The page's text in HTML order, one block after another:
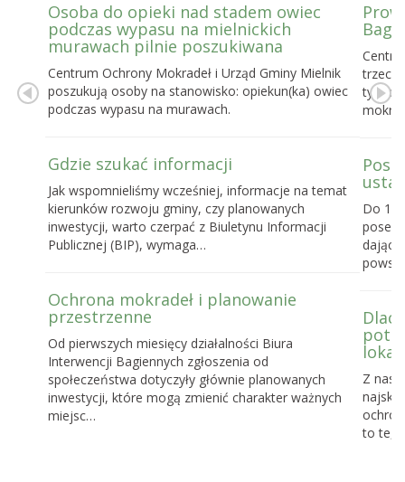
Osoba do opieki nad stadem owiec
podczas wypasu na mielnickich
murawach pilnie poszukiwana
Centrum Ochrony Mokradeł i Urząd Gminy Mielnik
poszukują osoby na stanowisko: opiekun(ka) owiec
podczas wypasu na murawach.
Gdzie szukać informacji
Jak wspomnieliśmy wcześniej, informacje na temat
kierunków rozwoju gminy, czy planowanych
inwestycji, warto czerpać z Biuletynu Informacji
Publicznej (BIP), wymaga…
Ochrona mokradeł i planowanie
przestrzenne
Od pierwszych miesięcy działalności Biura
Interwencji Bagiennych zgłoszenia od
społeczeństwa dotyczyły głównie planowanych
inwestycji, które mogą zmienić charakter ważnych
miejsc…
Do 16
Z
to te,